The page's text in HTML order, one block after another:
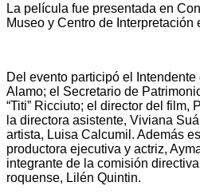
La película fue presentada en
Museo y Centro de Interpretación
Del evento participó el
Alamo; el Secretario de
“Titi” Ricciuto; el director del film,
la directora asistente, Viviana
artista, Luisa Calcumil. Además
productora ejecutiva y actriz,
integrante de la comisión
roquense, Lilén Quintin.